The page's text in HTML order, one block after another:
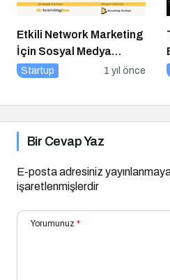
Etkili Network Marketing
İçin Sosyal Medya
Etkinliği İçin Geri Sayım!
Startup 1 yıl önce
Bir Cevap Yaz
E-posta adresiniz
işaretlenmişlerdir
Yorumunuz *